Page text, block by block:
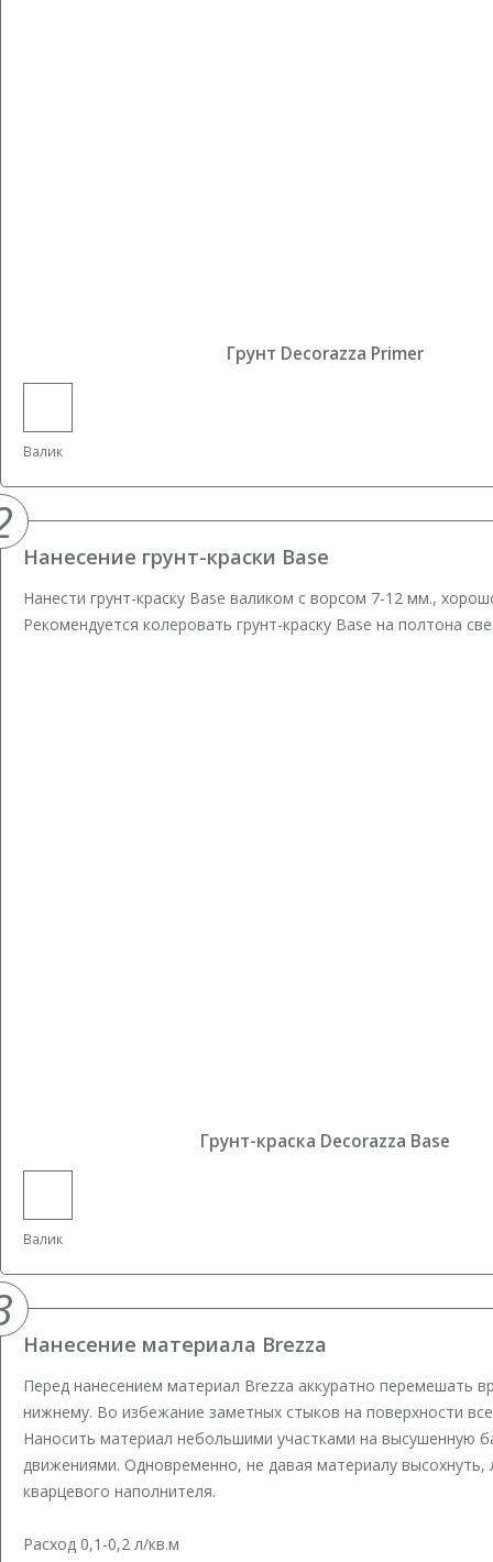
Грунт Decorazza Primer
Валик
Нанесение грунт-краски Base
Нанести грунт-краску Base валиком с ворсом 7-12 мм.,
Рекомендуется колеровать грунт-краску Base на полтона
Грунт-краска Decorazza Base
Валик
Нанесение материала Brezza
Перед нанесением материал Brezza аккуратно перемешать
нижнему. Во избежание заметных стыков на поверхности
Наносить материал небольшими участками на высушенную
движениями. Одновременно, не давая материалу
кварцевого наполнителя.
Расход 0,1-0,2 л/кв.м